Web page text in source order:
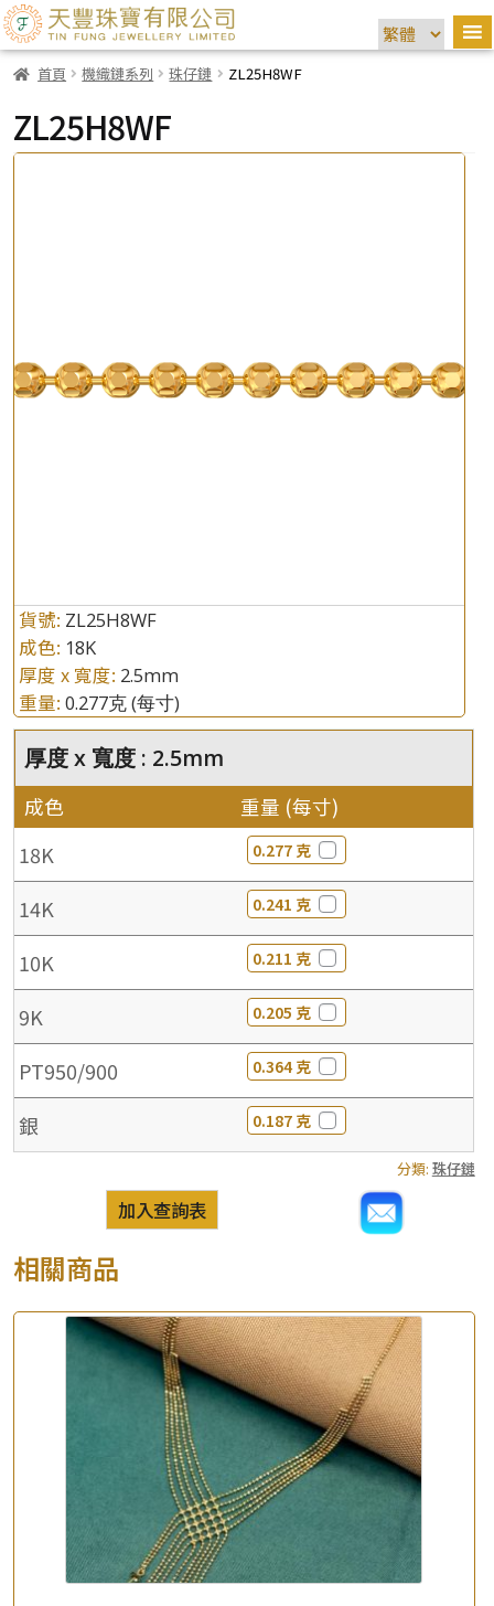
首頁 機織鏈系列 珠仔鏈 ZL25H8WF
ZL25H8WF
貨號: ZL25H8WF
成色: 18K
厚度 x 寬度: 2.5mm
重量: 0.277克(每寸)
厚度 x 寬度 : 2.5mm
成色 重量 (每寸)
18K 0.277 克
14K 0.241 克
10K 0.211 克
9K 0.205 克
PT950/900 0.364 克
銀 0.187 克
分類: 珠仔鏈
加入查詢表
相關商品